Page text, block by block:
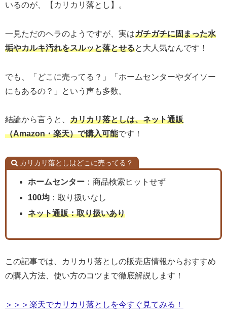
いるのが、【カリカリ落とし】。
一見ただのヘラのようですが、実はガチガチに固まった水
垢やカルキ汚れをスルッと落とせると大人気なんです！
でも、「どこに売ってる？」「ホームセンターやダイソー
にもあるの？」という声も多数。
結論から言うと、 カリカリ落としは、ネット通販
（Amazon・楽天）で購入可能です！
カリカリ落としはどこに売ってる？
ホームセンター：商品検索ヒットせず
100均：取り扱いなし
ネット通販：取り扱いあり
この記事では、カリカリ落としの販売店情報からおすすめ
の購入方法、使い方のコツまで徹底解説します！
＞＞＞楽天でカリカリ落としを今すぐ見てみる！